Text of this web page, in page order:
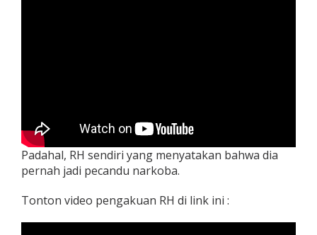
Padahal, RH sendiri yang menyatakan bahwa dia
pernah jadi pecandu narkoba.
Tonton video pengakuan RH di link ini :